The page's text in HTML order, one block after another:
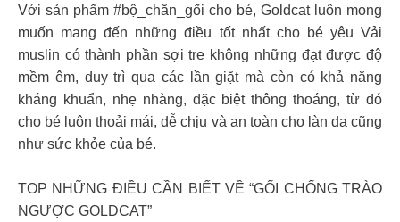
Với sản phẩm #bộ_chăn_gối cho bé, Goldcat luôn mong
muốn mang đến những điều tốt nhất cho bé yêu Vải
muslin có thành phần sợi tre không những đạt được độ
mềm êm, duy trì qua các lần giặt mà còn có khả năng
kháng khuẩn, nhẹ nhàng, đặc biệt thông thoáng, từ đó
cho bé luôn thoải mái, dễ chịu và an toàn cho làn da cũng
như sức khỏe của bé.
TOP NHỮNG ĐIỀU CẦN BIẾT VỀ “GỐI CHỐNG TRÀO
NGƯỢC GOLDCAT”